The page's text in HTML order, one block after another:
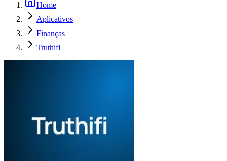
Home
Aplicativos
Finanças
Truthifi